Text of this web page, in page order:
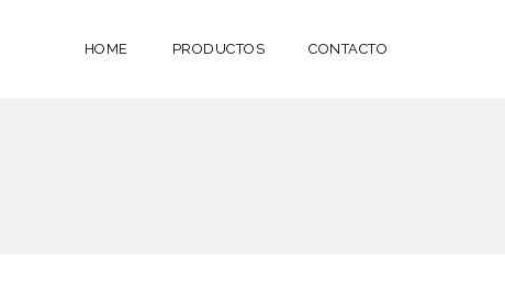
HOME PRODUCTOS CONTACTO